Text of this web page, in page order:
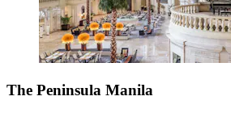
The Peninsula Manila